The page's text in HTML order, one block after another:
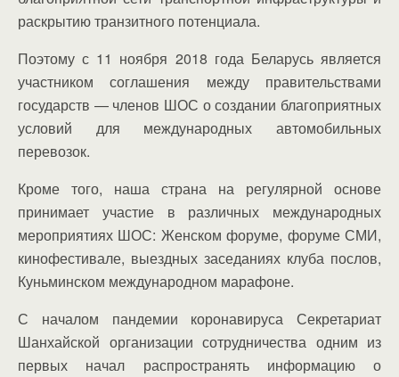
раскрытию транзитного потенциала.
Поэтому с 11 ноября 2018 года Беларусь является
участником соглашения между правительствами
государств — членов ШОС о создании благоприятных
условий для международных автомобильных
перевозок.
Кроме того, наша страна на регулярной основе
принимает участие в различных международных
мероприятиях ШОС: Женском форуме, форуме СМИ,
кинофестивале, выездных заседаниях клуба послов,
Куньминском международном марафоне.
С началом пандемии коронавируса Секретариат
Шанхайской организации сотрудничества одним из
первых начал распространять информацию о